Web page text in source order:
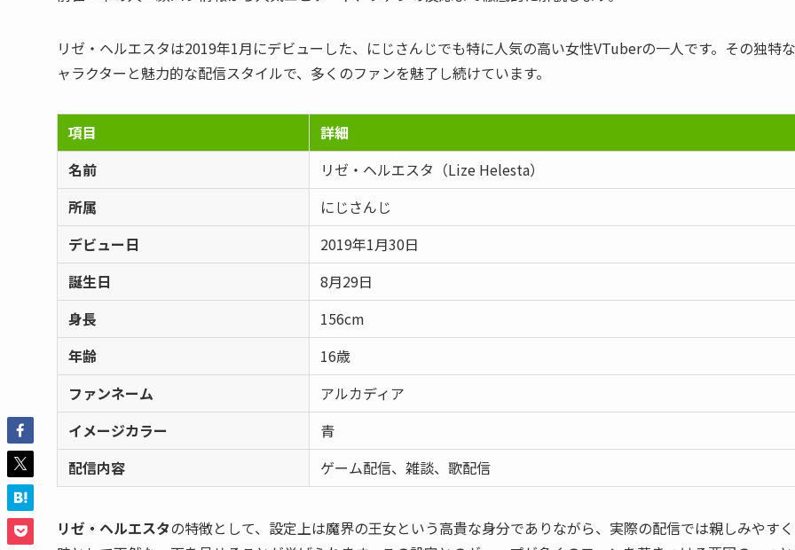
リゼ・ヘルエスタは2019年1月にデビューした、にじさんじでも特に人気の高い女性VTuberの一人です。その独特
ャラクターと魅力的な配信スタイルで、多くのファンを魅了し続けています。
項目
詳細
名前
リゼ・ヘルエスタ（Lize Helesta）
所属
にじさんじ
デビュー日
2019年1月30日
誕生日
8月29日
身長
156cm
年齢
16歳
ファンネーム
アルカディア
イメージカラー
青
配信内容
ゲーム配信、雑談、歌配信
リゼ・ヘルエスタの特徴として、設定上は魔界の王女という高貴な身分でありながら、実際の配信では親しみやすく